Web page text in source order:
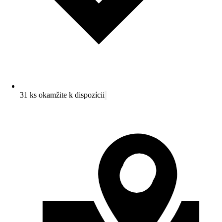
31 ks okamžite k dispozícii